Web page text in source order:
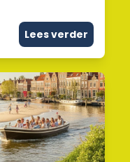
Lees verder